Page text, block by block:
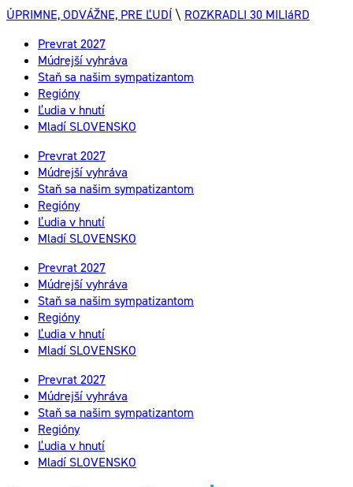
ÚPRIMNE, ODVÁŽNE, PRE ĽUDÍ \ ROZKRADLI 30 MILIáRD
Prevrat 2027
Múdrejší vyhráva
Staň sa našim sympatizantom
Regióny
Ľudia v hnutí
Mladí SLOVENSKO
Prevrat 2027
Múdrejší vyhráva
Staň sa našim sympatizantom
Regióny
Ľudia v hnutí
Mladí SLOVENSKO
Prevrat 2027
Múdrejší vyhráva
Staň sa našim sympatizantom
Regióny
Ľudia v hnutí
Mladí SLOVENSKO
Prevrat 2027
Múdrejší vyhráva
Staň sa našim sympatizantom
Regióny
Ľudia v hnutí
Mladí SLOVENSKO